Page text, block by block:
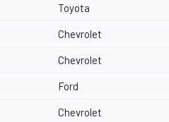
Toyota
Chevrolet
Chevrolet
Ford
Chevrolet